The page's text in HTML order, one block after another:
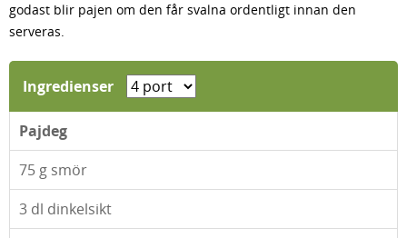
godast blir pajen om den får svalna ordentligt innan den
serveras.
Ingredienser
Pajdeg
75 g smör
3 dl dinkelsikt